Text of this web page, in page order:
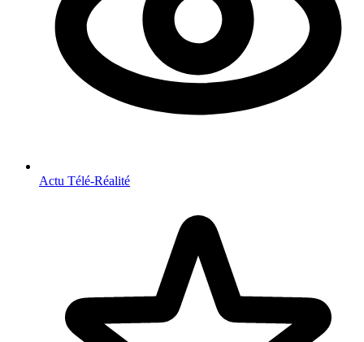
Actu Télé-Réalité